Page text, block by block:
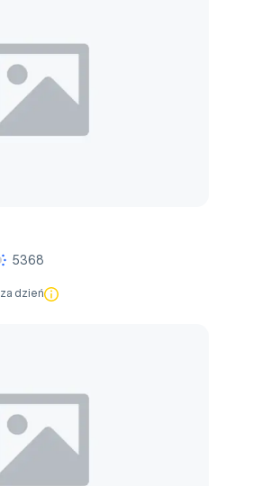
5368
za dzień